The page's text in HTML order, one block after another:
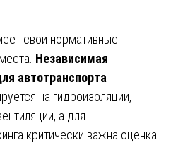
свои нормативные
Независимая
автотранспорта
на гидроизоляции,
а для
критически важна оценка